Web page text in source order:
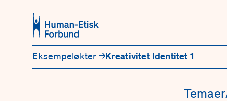
Eksempeløkter →Kreativitet Identitet 1
Temaer